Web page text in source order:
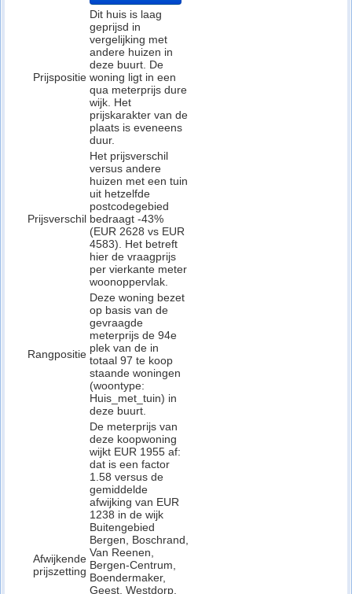
Prijspositie
Dit huis is laag
geprijsd in
vergelijking met
andere huizen in
deze buurt. De
woning ligt in een
qua meterprijs dure
wijk. Het
prijskarakter van de
plaats is eveneens
duur.
Prijsverschil
Het prijsverschil
versus andere
huizen met een tuin
uit hetzelfde
postcodegebied
bedraagt -43%
(EUR 2628 vs EUR
4583). Het betreft
hier de vraagprijs
per vierkante meter
woonoppervlak.
Rangpositie
Deze woning bezet
op basis van de
gevraagde
meterprijs de 94e
plek van de in
totaal 97 te koop
staande woningen
(woontype:
Huis_met_tuin) in
deze buurt.
Afwijkende
prijszetting
De meterprijs van
deze koopwoning
wijkt EUR 1955 af:
dat is een factor
1.58 versus de
gemiddelde
afwijking van EUR
1238 in de wijk
Buitengebied
Bergen, Boschrand,
Van Reenen,
Bergen-Centrum,
Boendermaker,
Geest, Westdorp,